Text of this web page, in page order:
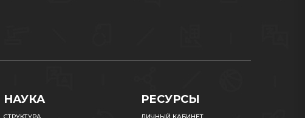
НАУКА РЕСУРСЫ